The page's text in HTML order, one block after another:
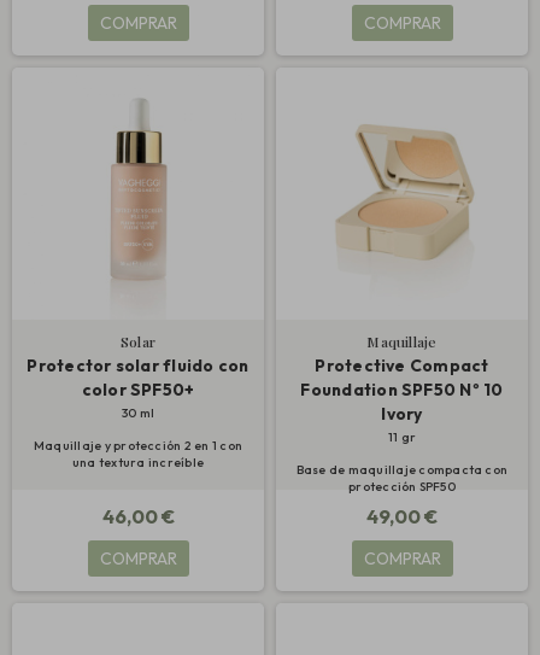
COMPRAR COMPRAR
Solar
Protector solar fluido con
color SPF50+
30 ml
Maquillaje y protección 2 en 1 con
una textura increíble
46,00 €
COMPRAR
Maquillaje
Protective Compact
Foundation SPF50 Nº 10
Ivory
11 gr
Base de maquillaje compacta con
protección SPF50
49,00 €
COMPRAR